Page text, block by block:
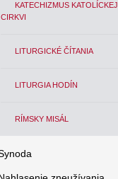
KATECHIZMUS KATOLÍCKEJ
CIRKVI
LITURGICKÉ ČÍTANIA
LITURGIA HODÍN
RÍMSKY MISÁL